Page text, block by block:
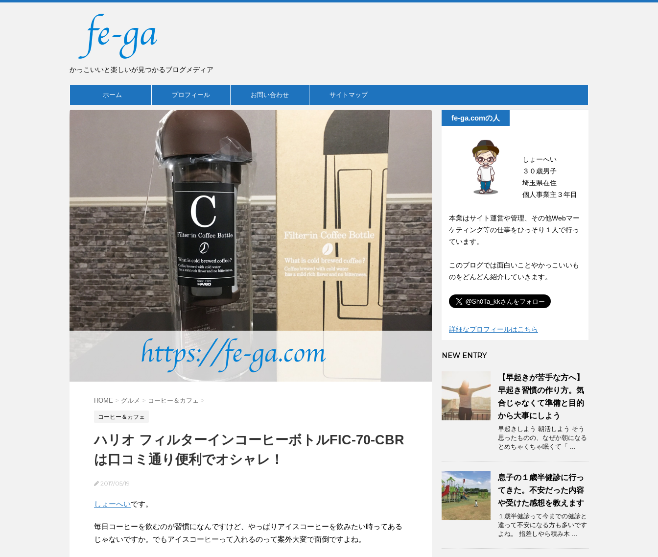
かっこいいと楽しいが見つかるブログメディア
ホーム プロフィール お問い合わせ サイトマップ
HOME > グルメ > コーヒー＆カフェ >
コーヒー＆カフェ
ハリオ フィルターインコーヒーボトルFIC-70-CBR
は口コミ通り便利でオシャレ！
2017/05/19
しょーへいです。
毎日コーヒーを飲むのが習慣になんですけど、やっぱりアイスコーヒーを飲みたい時ってある
じゃないですか。でもアイスコーヒーって入れるのって案外大変で面倒ですよね。
fe-ga.comの人
しょーへい
３０歳男子
埼玉県在住
個人事業主３年目
本業はサイト運営や管理、その他Webマー
ケティング等の仕事をひっそり１人で行っ
ています。
このブログでは面白いことやかっこいいも
のをどんどん紹介していきます。
詳細なプロフィールはこちら
NEW ENTRY
【早起きが苦手な方へ】
早起き習慣の作り方。気
合じゃなくて準備と目的
から大事にしよう
早起きしよう 朝活しよう そう
思ったものの、なぜか朝になる
とめちゃくちゃ眠くて「 ...
息子の１歳半健診に行っ
てきた。不安だった内容
や受けた感想を教えます
１歳半健診って今までの健診と
違って不安になる方も多いです
よね。 指差しやら積み木 ...